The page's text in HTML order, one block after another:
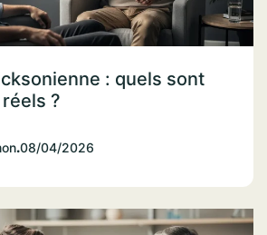
: quels sont
?
.08/04/2026